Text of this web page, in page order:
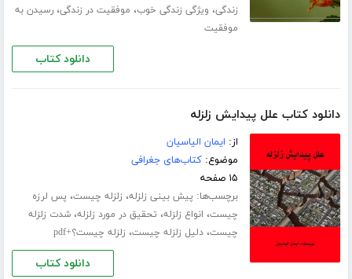
زندگی، ویژگی زندگی خوب، موفقیت در زندگی،رسیدن به
موفقیت
دانلود کتاب
دانلود کتاب علل پیدایش زلزله
از: ایمان الیاسیان
موضوع:کتاب‌های جغرافی
۱۵ صفحه
برچسب‌ها: پیش بینی زلزله، زلزله چیست، پس لرزه
چیست، انواع زلزله، تحقیق در مورد زلزله،شدت زلزله
چیست،دلیل زلزله چیست، زلزله چیست؟+pdf
دانلود کتاب